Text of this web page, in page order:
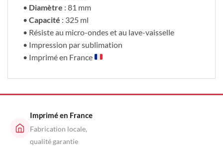
• Diamètre : 81 mm
• Capacité : 325 ml
• Résiste au micro-ondes et au lave-vaisselle
• Impression par sublimation
• Imprimé en France
Imprimé en France
Fabrication locale,
qualité garantie